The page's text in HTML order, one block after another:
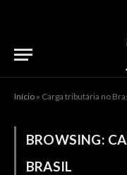
Início » Carga tributária no
BROWSING:
BRASIL